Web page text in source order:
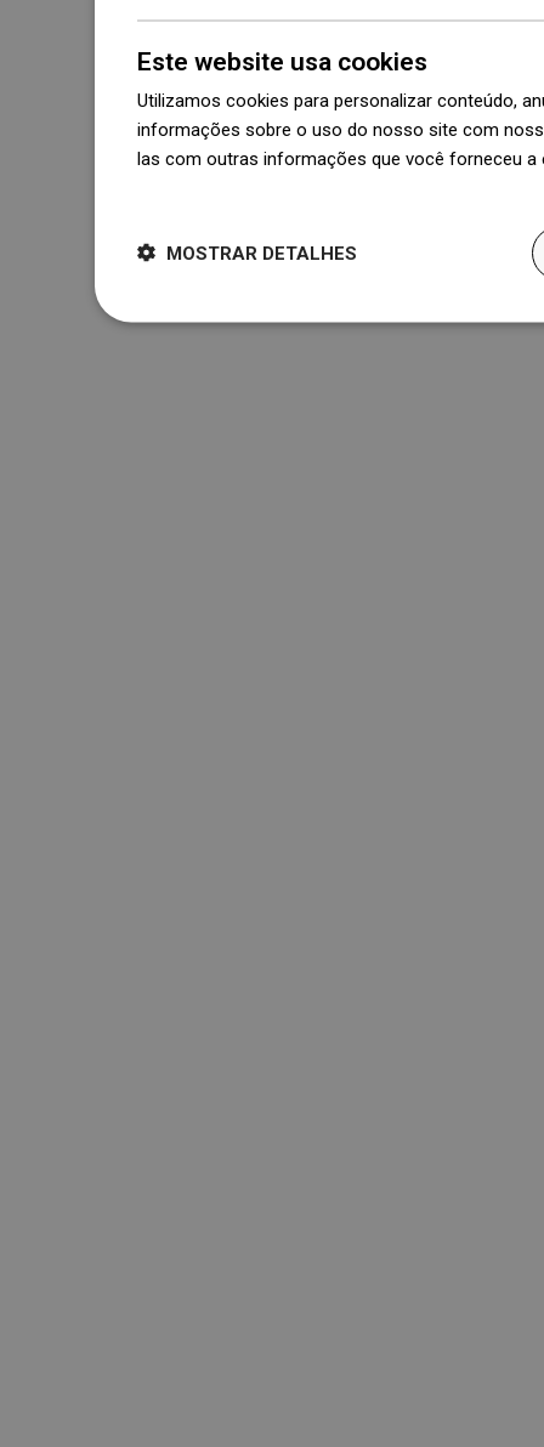
Este website usa cookies
Utilizamos cookies para personalizar conteúdo,
informações sobre o uso do nosso site com
las com outras informações que você forneceu
MOSTRAR DETALHES